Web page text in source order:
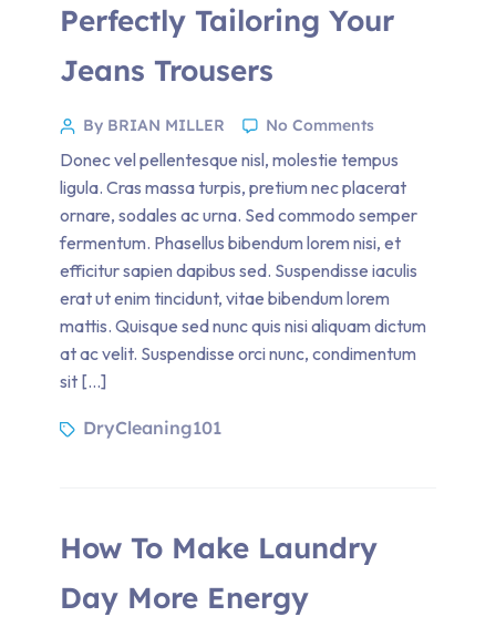
Perfectly Tailoring Your
Jeans Trousers
By BRIAN MILLER No Comments
Donec vel pellentesque nisl, molestie tempus
ligula. Cras massa turpis, pretium nec placerat
ornare, sodales ac urna. Sed commodo semper
fermentum. Phasellus bibendum lorem nisi, et
efficitur sapien dapibus sed. Suspendisse iaculis
erat ut enim tincidunt, vitae bibendum lorem
mattis. Quisque sed nunc quis nisi aliquam dictum
at ac velit. Suspendisse orci nunc, condimentum
sit […]
DryCleaning101
How To Make Laundry
Day More Energy